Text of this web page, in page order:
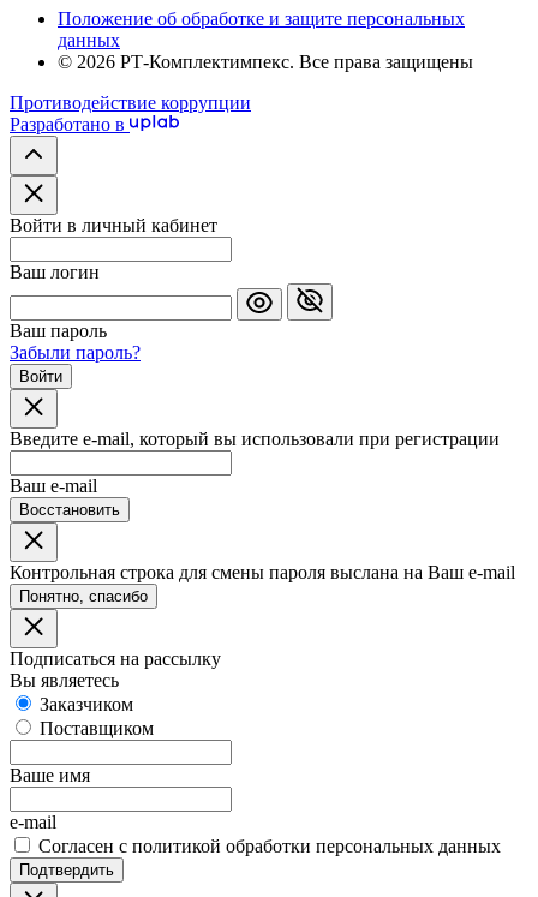
Положение об обработке и защите персональных
данных
© 2026 РТ-Комплектимпекс. Все права защищены
Противодействие коррупции
Разработано в
Войти в личный кабинет
Ваш логин
Ваш пароль
Забыли пароль?
Войти
Введите e-mail, который вы использовали при регистрации
Ваш e-mail
Восстановить
Контрольная строка для смены пароля выслана на Ваш e-mail
Понятно, спасибо
Подписаться на рассылку
Вы являетесь
Заказчиком
Поставщиком
Ваше имя
e-mail
Согласен с политикой обработки персональных данных
Подтвердить